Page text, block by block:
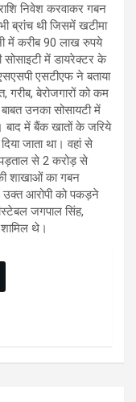
निवेश करवाकर गबन
ब्रांच थी जिसमें खटीमा
में करीब 90 लाख रुपये
में डायरेक्टर के
एसटीएफ ने बताया
गरीब, बेरोजगारों को कम
उनका सोसायटी में
बाद में बैंक खातों के जरिये
जाता था। वहां से
से 2 करोड़ से
शाखाओं का गबन
उक्त आरोपी को पकड़ने
जगपाल सिंह,
थे।